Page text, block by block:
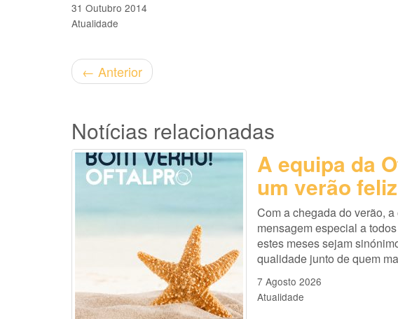
31 Outubro 2014
Atualidade
← Anterior
Notícias relacionadas
A equipa da
um verão feliz
Com a chegada do verão,
mensagem especial a
estes meses sejam
qualidade junto de quem
7 Agosto 2026
Atualidade